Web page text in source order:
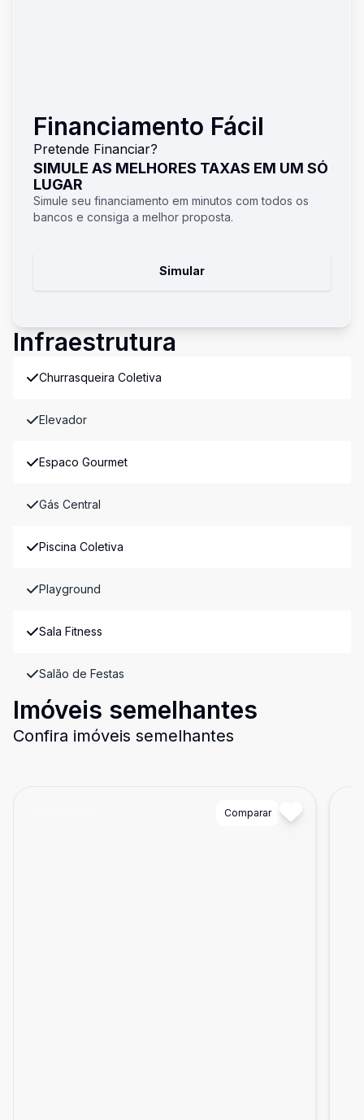
Financiamento Fácil
Pretende Financiar?
SIMULE AS MELHORES TAXAS EM UM SÓ
LUGAR
Simule seu financiamento em minutos com todos os
bancos e consiga a melhor proposta.
Simular
Infraestrutura
Churrasqueira Coletiva
Elevador
Espaco Gourmet
Gás Central
Piscina Coletiva
Playground
Sala Fitness
Salão de Festas
Imóveis semelhantes
Confira imóveis semelhantes
Comparar